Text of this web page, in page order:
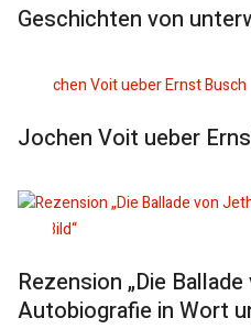
Geschichten von
Jochen Voit ueber
Rezension „Die
Autobiografie in Wort